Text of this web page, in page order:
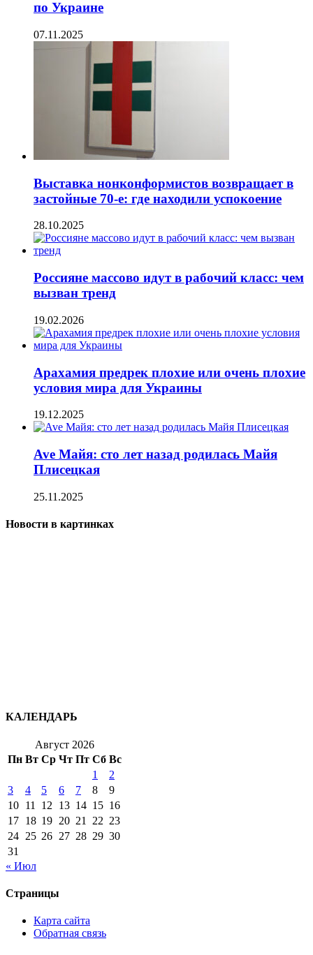
по Украине
07.11.2025
Выставка нонконформистов возвращает в
застойные 70-е: где находили успокоение
28.10.2025
Россияне массово идут в рабочий класс: чем
вызван тренд
19.02.2026
Арахамия предрек плохие или очень плохие
условия мира для Украины
19.12.2025
Ave Майя: сто лет назад родилась Майя
Плисецкая
25.11.2025
Новости в картинках
КАЛЕНДАРЬ
Август 2026
Пн Вт Ср Чт Пт Сб Вс
1
2
3
4 5 6 7 8
9
10 11 12 13 14 15 16
17 18 19 20 21 22 23
24 25 26 27 28 29 30
31
« Июл
Страницы
Карта сайта
Обратная связь